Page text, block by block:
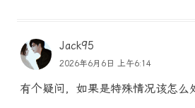
Jack95
2026年6月6日 上午6:14
有个疑问，如果是特殊情况该怎么